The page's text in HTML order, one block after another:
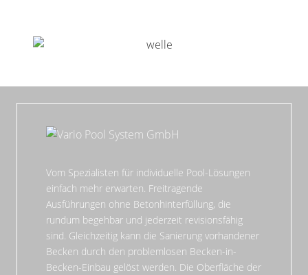
Vom Spezialisten für individuelle Pool-Lösungen
einfach mehr erwarten. Freitragende
Ausführungen ohne Betonhinterfüllung, die
rundum begehbar und jederzeit revisionsfähig
sind. Gleichzeitig kann die Sanierung vorhandener
Becken durch den problemlosen Becken-in-
Becken-Einbau gelöst werden. Die Oberfläche der